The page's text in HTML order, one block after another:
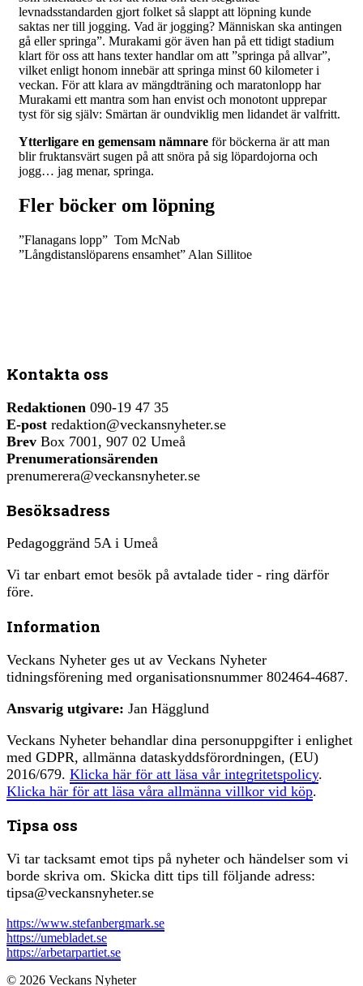
levnadsstandarden gjort folket så slappt att löpning kunde
saktas ner till jogging. Vad är jogging? Människan ska antingen
gå eller springa”. Murakami gör även han på ett tidigt stadium
klart för oss att hans texter handlar om att ”springa på allvar”,
vilket enligt honom innebär att springa minst 60 kilometer i
veckan. För att klara av mängdträning och maratonlopp har
Murakami ett mantra som han envist och monotont upprepar
tyst för sig själv: Smärtan är oundviklig men lidandet är valfritt.
Ytterligare en gemensam nämnare för böckerna är att man
blir fruktansvärt sugen på att snöra på sig löpardojorna och
jogg… jag menar, springa.
Fler böcker om löpning
”Flanagans lopp” Tom McNab
”Långdistanslöparens ensamhet” Alan Sillitoe
Kontakta oss
Redaktionen 090-19 47 35
E-post redaktion@veckansnyheter.se
Brev Box 7001, 907 02 Umeå
Prenumerationsärenden
prenumerera@veckansnyheter.se
Besöksadress
Pedagoggränd 5A i Umeå
Vi tar enbart emot besök på avtalade tider - ring därför
före.
Information
Veckans Nyheter ges ut av Veckans Nyheter
tidningsförening med organisationsnummer 802464-4687.
Ansvarig utgivare: Jan Hägglund
Veckans Nyheter behandlar dina personuppgifter i enlighet
med GDPR, allmänna dataskyddsförordningen, (EU)
2016/679. Klicka här för att läsa vår integritetspolicy.
Klicka här för att läsa våra allmänna villkor vid köp.
Tipsa oss
Vi tar tacksamt emot tips på nyheter och händelser som vi
borde skriva om. Skicka ditt tips till följande adress:
tipsa@veckansnyheter.se
https://www.stefanbergmark.se
https://umebladet.se
https://arbetarpartiet.se
© 2026 Veckans Nyheter